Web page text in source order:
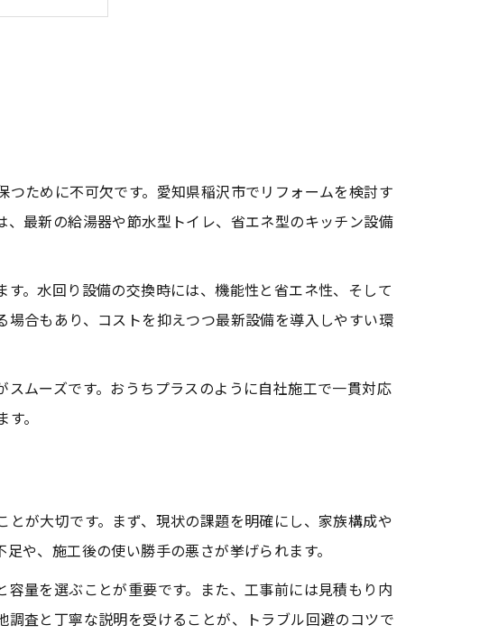
解説
与える効果
要な視点
る秘密
実感
る目安
方法
換の利点
準
ために不可欠です。愛知県稲沢市でリフォームを検討す
最新の給湯器や節水型トイレ、省エネ型のキッチン設備
。水回り設備の交換時には、機能性と省エネ性、そして
合もあり、コストを抑えつつ最新設備を導入しやすい環
ムーズです。おうちプラスのように自社施工で一貫対応
。
が大切です。まず、現状の課題を明確にし、家族構成や
や、施工後の使い勝手の悪さが挙げられます。
量を選ぶことが重要です。また、工事前には見積もり内
査と丁寧な説明を受けることが、トラブル回避のコツで